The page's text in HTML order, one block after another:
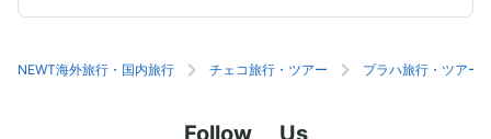
NEWT海外旅行・国内旅行 チェコ旅行・ツアー プラハ旅行・ツアー